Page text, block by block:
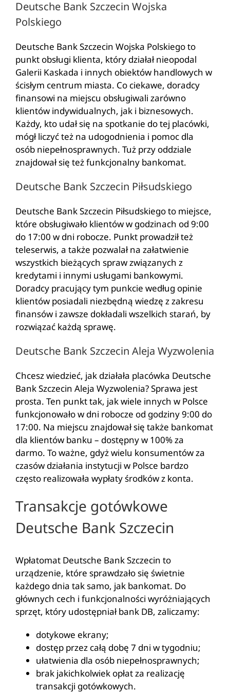
Deutsche Bank Szczecin Wojska
Polskiego
Deutsche Bank Szczecin Wojska Polskiego to
punkt obsługi klienta, który działał nieopodal
Galerii Kaskada i innych obiektów handlowych w
ścisłym centrum miasta. Co ciekawe, doradcy
finansowi na miejscu obsługiwali zarówno
klientów indywidualnych, jak i biznesowych.
Każdy, kto udał się na spotkanie do tej placówki,
mógł liczyć też na udogodnienia i pomoc dla
osób niepełnosprawnych. Tuż przy oddziale
znajdował się też funkcjonalny bankomat.
Deutsche Bank Szczecin Piłsudskiego
Deutsche Bank Szczecin Piłsudskiego to miejsce,
które obsługiwało klientów w godzinach od 9:00
do 17:00 w dni robocze. Punkt prowadził też
teleserwis, a także pozwalał na załatwienie
wszystkich bieżących spraw związanych z
kredytami i innymi usługami bankowymi.
Doradcy pracujący tym punkcie według opinie
klientów posiadali niezbędną wiedzę z zakresu
finansów i zawsze dokładali wszelkich starań, by
rozwiązać każdą sprawę.
Deutsche Bank Szczecin Aleja Wyzwolenia
Chcesz wiedzieć, jak działała placówka Deutsche
Bank Szczecin Aleja Wyzwolenia? Sprawa jest
prosta. Ten punkt tak, jak wiele innych w Polsce
funkcjonowało w dni robocze od godziny 9:00 do
17:00. Na miejscu znajdował się także bankomat
dla klientów banku – dostępny w 100% za
darmo. To ważne, gdyż wielu konsumentów za
czasów działania instytucji w Polsce bardzo
często realizowała wypłaty środków z konta.
Transakcje gotówkowe
Deutsche Bank Szczecin
Wpłatomat Deutsche Bank Szczecin to
urządzenie, które sprawdzało się świetnie
każdego dnia tak samo, jak bankomat. Do
głównych cech i funkcjonalności wyróżniających
sprzęt, który udostępniał bank DB, zaliczamy:
dotykowe ekrany;
dostęp przez całą dobę 7 dni w tygodniu;
ułatwienia dla osób niepełnosprawnych;
brak jakichkolwiek opłat za realizację
transakcji gotówkowych.